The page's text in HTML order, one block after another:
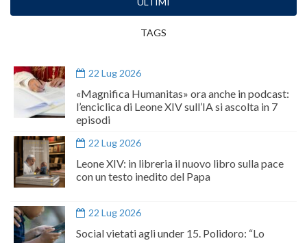
TAGS
22 Lug 2026
«Magnifica Humanitas» ora anche in podcast:
l’enciclica di Leone XIV sull’IA si ascolta in 7
episodi
22 Lug 2026
Leone XIV: in libreria il nuovo libro sulla pace
con un testo inedito del Papa
22 Lug 2026
Social vietati agli under 15. Polidoro: “Lo